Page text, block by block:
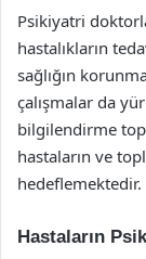
Psikiyatri
hastalıkların
sağlığın
çalışmalar da
bilgilendirme
hastaların ve
hedeflemektedir.
Hastaların